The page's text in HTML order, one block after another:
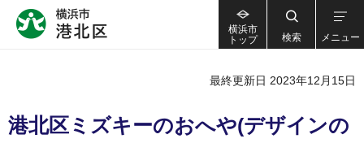
横浜市
トップ
検索 メニュー
最終更新日 2023年12月15日
港北区ミズキーのおへや(デザインの